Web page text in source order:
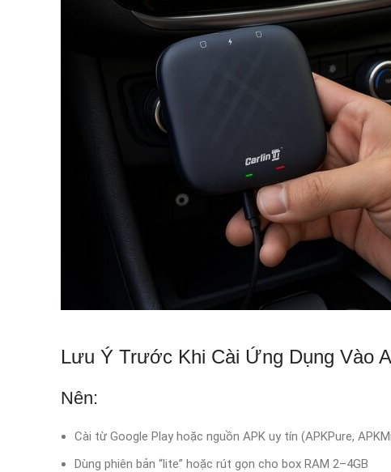
Lưu Ý Trước Khi Cài Ứng Dụng Vào
Nên:
Cài từ Google Play hoặc nguồn APK uy tín (APKPure,
Dùng phiên bản “lite” hoặc rút gọn cho box RAM 2–4GB